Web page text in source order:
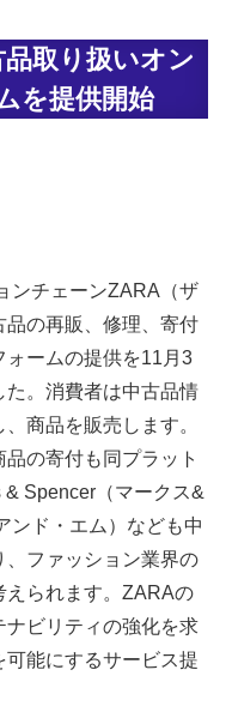
取り扱いオン
を提供開始
ンチェーンZARA（ザ
品の再販、修理、寄付
ォームの提供を11月3
た。消費者は中古品情
商品を販売します。
の寄付も同プラット
Spencer（マークス&
ンド・エム）なども中
ファッション業界の
えられます。ZARAの
ビリティの強化を求
能にするサービス提